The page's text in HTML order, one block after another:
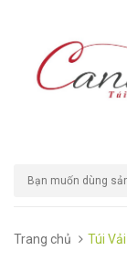
Trang chủ Túi